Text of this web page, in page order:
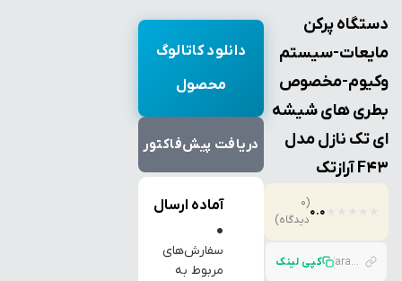
دستگاه پرکن
مایعات-سیستم
وکیوم-مخصوص
بطری های شیشه
ای تک نازل مدل
F43 آرازتک
0.0
(0
دیدگاه)
araztec.com/p/%D8%AF%D8%B3%D8%AA%DA%AF%D8%A7%D9%87-%D9%BE%D8%B1%DA%A9%D9%86-%D9%85%D8%A7%DB%8C%D8%B9%D8%A7%D8%AA-%D8%B3%DB%8C%D8%B3%D8%AA%D9%85-%D9%88%DA%A9%DB%8C%D9%88%D9%85-%D9%85%D8%AE%D8%B5%D9%88%D8%B5-%D8%A8 کپی لینک
آماده ارسال
●
سفارش‌های
مربوط به
دانلود کاتالوگ
محصول
دریافت پیش‌فاکتور